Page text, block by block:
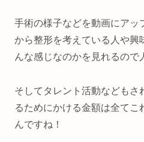
手術の様子などを動画にアッ
から整形を考えている人や興
んな感じなのかを見れるので
そしてタレント活動などもさ
るためにかける金額は全てこ
んですね！